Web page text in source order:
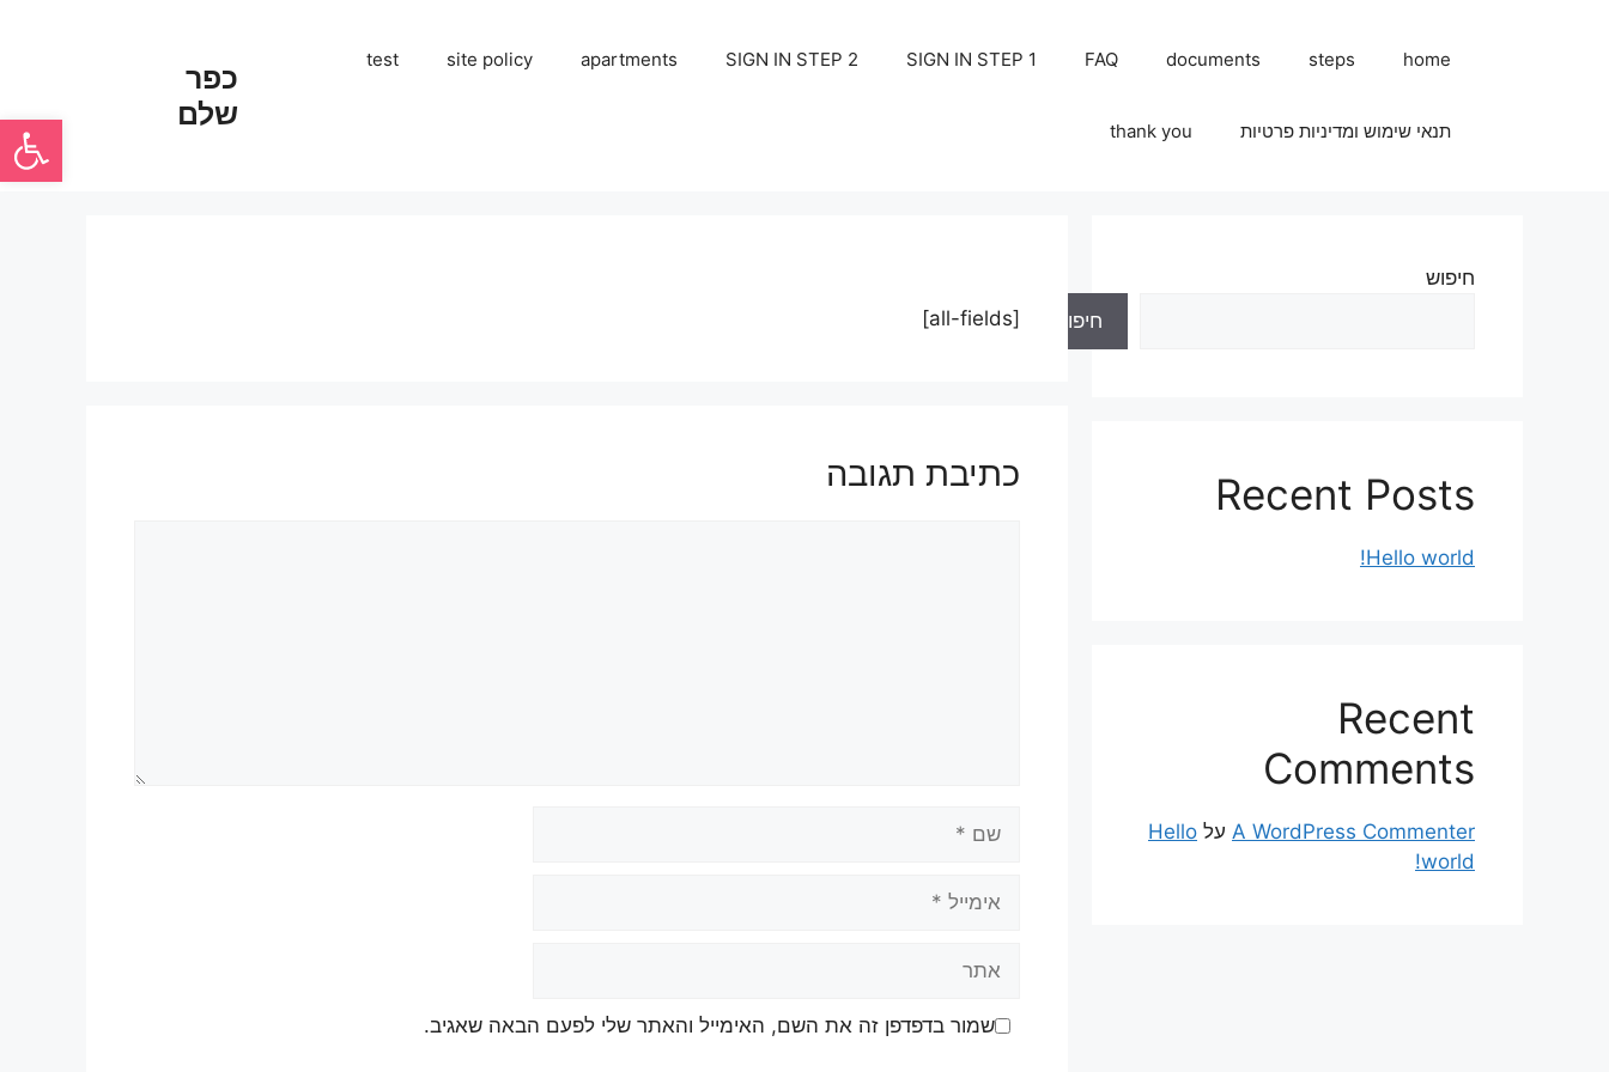
פתח
כפר
שלם
home
steps
documents
FAQ
SIGN IN STEP 1
SIGN IN STEP 2
apartments
site policy
test
תנאי שימוש ומדיניות פרטיות thank you
[all-fields]
כתיבת תגובה
שמור בדפדפן זה את השם, האימייל והאתר שלי לפעם הבאה שאגיב.
חיפוש
חיפוש
Recent Posts
Hello world!
Recent
Comments
A WordPress Commenter על Hello
world!